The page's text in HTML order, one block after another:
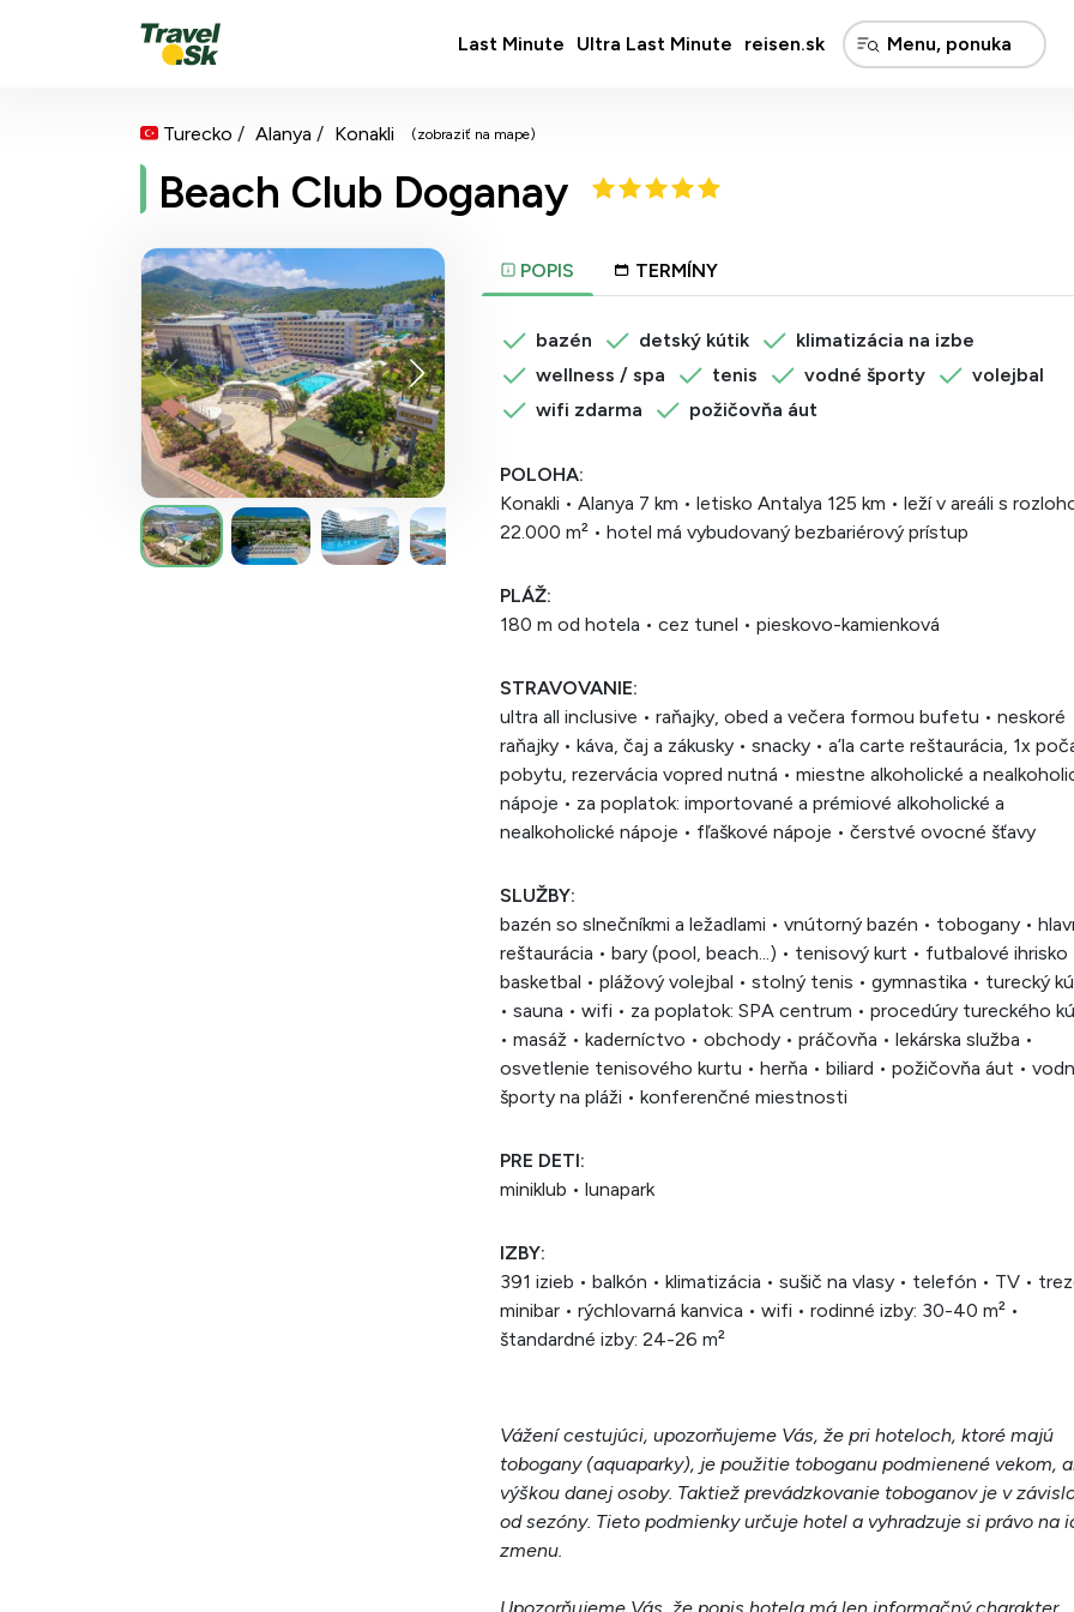
Last Minute Ultra Last Minute reisen.sk
Turecko Alanya Konakli (zobraziť na mape)
Beach Club Doganay
POPIS TERMÍNY
bazén detský kútik
klimatizácia na izbe
wellness / spa
tenis vodné športy
volejbal
wifi zdarma
požičovňa áut
POLOHA:
Konakli • Alanya 7 km • letisko Antalya 125 km • leží v areáli s
22.000 m² • hotel má vybudovaný bezbariérový prístup
PLÁŽ:
180 m od hotela • cez tunel • pieskovo-kamienková
STRAVOVANIE:
ultra all inclusive • raňajky, obed a večera formou bufetu • neskoré
raňajky • káva, čaj a zákusky • snacky • a’la carte reštaurácia, 1x
pobytu, rezervácia vopred nutná • miestne alkoholické a
nápoje • za poplatok: importované a prémiové alkoholické a
nealkoholické nápoje • fľaškové nápoje • čerstvé ovocné šťavy
SLUŽBY:
bazén so slnečníkmi a ležadlami • vnútorný bazén • tobogany •
reštaurácia • bary (pool, beach...) • tenisový kurt • futbalové ihrisko
basketbal • plážový volejbal • stolný tenis • gymnastika • turecký
• sauna • wifi • za poplatok: SPA centrum • procedúry tureckého
• masáž • kaderníctvo • obchody • práčovňa • lekárska služba •
osvetlenie tenisového kurtu • herňa • biliard • požičovňa áut •
športy na pláži • konferenčné miestnosti
PRE DETI:
miniklub • lunapark
IZBY:
391 izieb • balkón • klimatizácia • sušič na vlasy • telefón • TV •
minibar • rýchlovarná kanvica • wifi • rodinné izby: 30-40 m² •
štandardné izby: 24-26 m²
Vážení cestujúci, upozorňujeme Vás, že pri hoteloch, ktoré majú
tobogany (aquaparky), je použitie toboganu podmienené vekom,
výškou danej osoby. Taktiež prevádzkovanie toboganov je v
od sezóny. Tieto podmienky určuje hotel a vyhradzuje si právo na
zmenu.